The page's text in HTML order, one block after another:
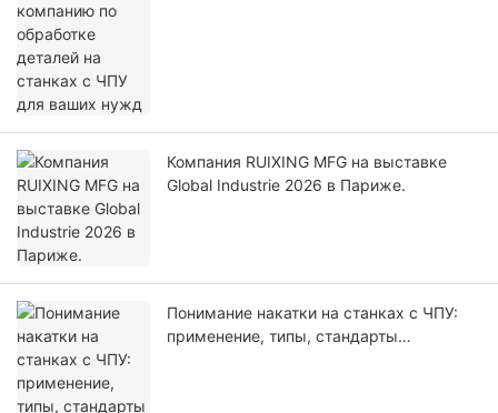
Компания RUIXING MFG на выставке
Global Industrie 2026 в Париже.
Понимание накатки на станках с ЧПУ:
применение, типы, стандарты